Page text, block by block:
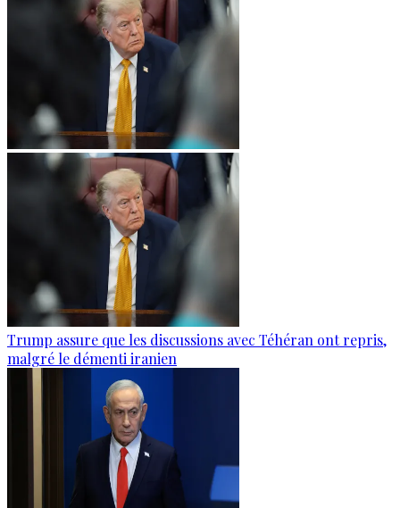
Trump assure que les discussions avec Téhéran ont repris,
malgré le démenti iranien